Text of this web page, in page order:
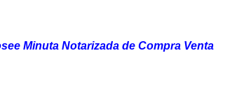
Minuta Notarizada de Compra Venta